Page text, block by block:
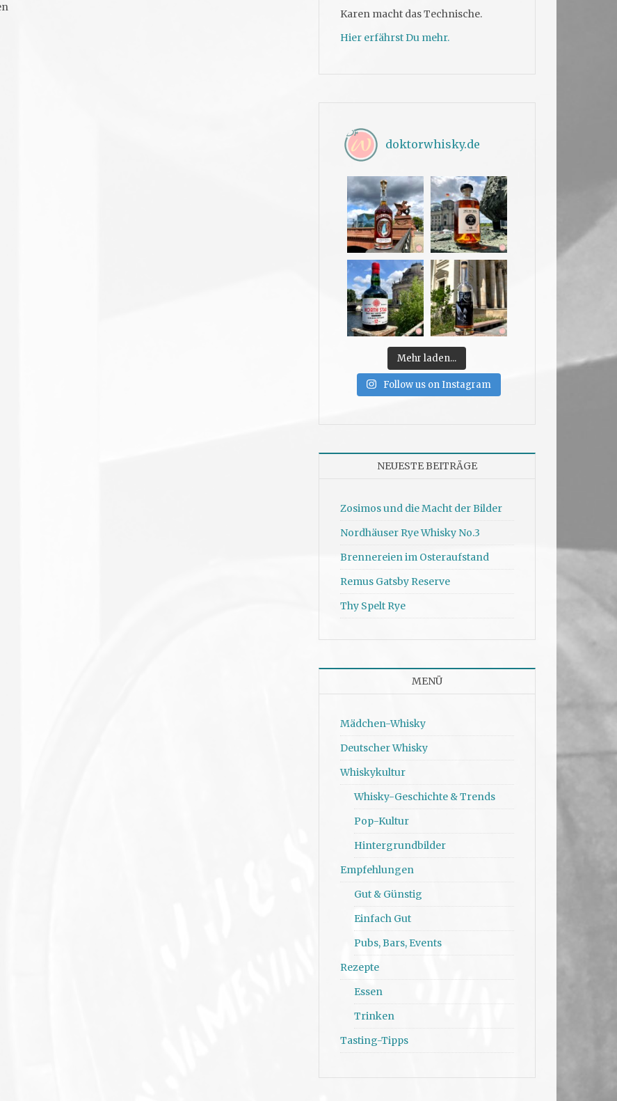
Karen macht das Technische.
Hier erfährst Du mehr.
doktorwhisky.de
Mehr laden...
Follow us on Instagram
NEUESTE BEITRÄGE
Zosimos und die Macht der Bilder
Nordhäuser Rye Whisky No.3
Brennereien im Osteraufstand
Remus Gatsby Reserve
Thy Spelt Rye
MENÜ
Mädchen-Whisky
Deutscher Whisky
Whiskykultur
Whisky-Geschichte & Trends
Pop-Kultur
Hintergrundbilder
Empfehlungen
Gut & Günstig
Einfach Gut
Pubs, Bars, Events
Rezepte
Essen
Trinken
Tasting-Tipps